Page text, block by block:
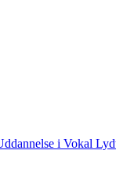
i Vokal